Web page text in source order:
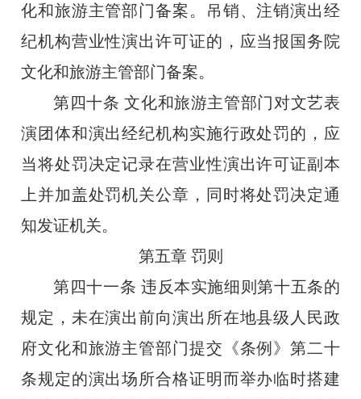
化和旅游主管部门备案。吊销、注销演出经
纪机构营业性演出许可证的，应当报国务院
文化和旅游主管部门备案。
第四十条 文化和旅游主管部门对文艺表
演团体和演出经纪机构实施行政处罚的，应
当将处罚决定记录在营业性演出许可证副本
上并加盖处罚机关公章，同时将处罚决定通
知发证机关。
第五章 罚则
第四十一条 违反本实施细则第十五条的
规定，未在演出前向演出所在地县级人民政
府文化和旅游主管部门提交《条例》第二十
条规定的演出场所合格证明而举办临时搭建